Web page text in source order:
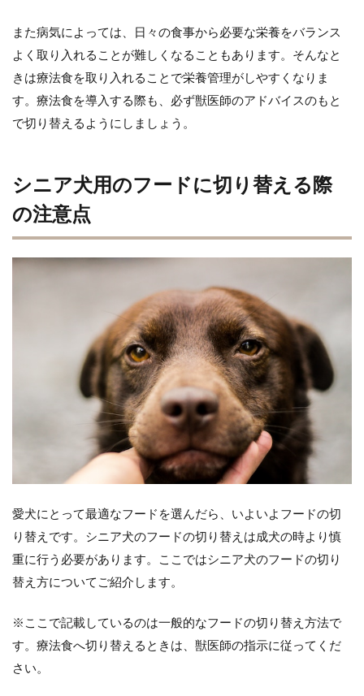
また病気によっては、日々の食事から必要な栄養をバランス
よく取り入れることが難しくなることもあります。そんなと
きは療法食を取り入れることで栄養管理がしやすくなりま
す。療法食を導入する際も、必ず獣医師のアドバイスのもと
で切り替えるようにしましょう。
シニア犬用のフードに切り替える際
の注意点
愛犬にとって最適なフードを選んだら、いよいよフードの切
り替えです。シニア犬のフードの切り替えは成犬の時より慎
重に行う必要があります。ここではシニア犬のフードの切り
替え方についてご紹介します。
※ここで記載しているのは一般的なフードの切り替え方法で
す。療法食へ切り替えるときは、獣医師の指示に従ってくだ
さい。